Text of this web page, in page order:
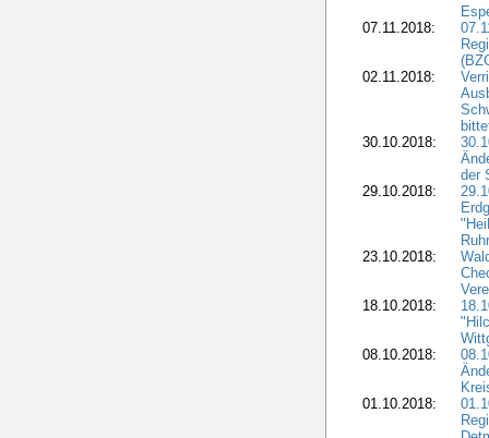
07.11.2018:
02.11.2018:
30.10.2018:
der
29.10.2018:
23.10.2018:
18.10.2018:
08.10.2018:
01.10.2018: